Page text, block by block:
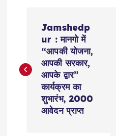
s
Jamshedp
ur : मानगो में
“आपकी योजना,
आपकी सरकार,
आपके द्वार”
कार्यक्रम का
शुभारंभ, 2000
आवेदन प्राप्त